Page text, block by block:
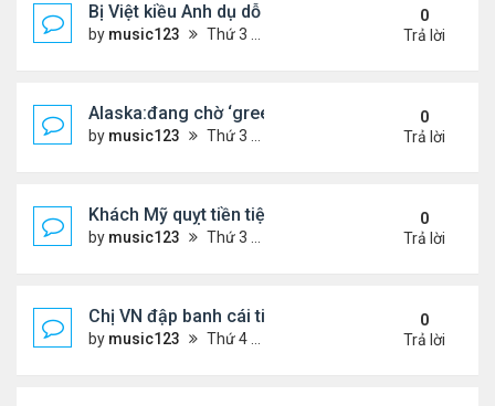
Bị Việt kiều Anh dụ dỗ "chuyển tiền - nhận quà"...
by music123 Thứ 3 Tháng 3 31, 2026 4:41 pm
0
Trả lời
Alaska:đang chờ ‘green card,’ đi trình diện ICE, bị
by music123 Thứ 3 Tháng 3 31, 2026 4:29 pm
0
Trả lời
Khách Mỹ quỵt tiền tiệm nail người Việt
by music123 Thứ 3 Tháng 3 31, 2026 4:25 pm
0
Trả lời
Chị VN đập banh cái tiệm Dollar Tree
by music123 Thứ 4 Tháng 3 25, 2026 7:25 pm
0
Trả lời